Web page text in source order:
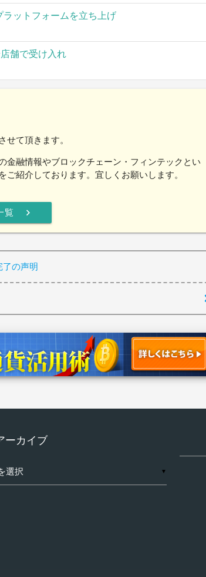
ットフォームを立ち上げ
舗で受け入れ
せて頂きます。
金融情報やブロックチェーン・フィンテックとい
ご紹介しております。宜しくお願いします。
覧 chevron_right
了の声明
ーカイブ
▼
索: